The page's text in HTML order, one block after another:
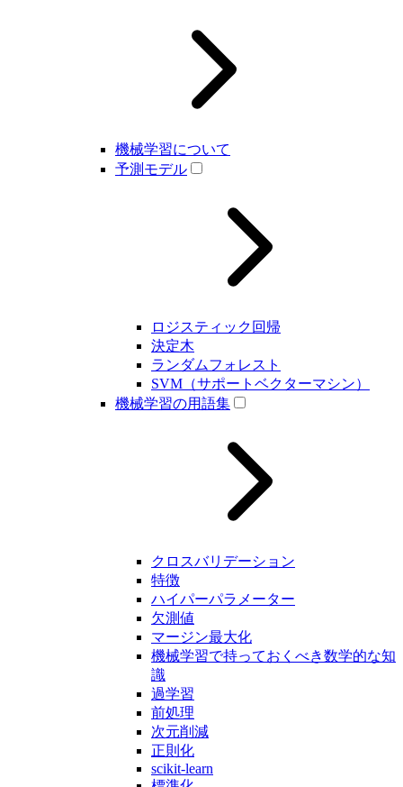
機械学習について
予測モデル
ロジスティック回帰
決定木
ランダムフォレスト
SVM（サポートベクターマシン）
機械学習の用語集
クロスバリデーション
特徴
ハイパーパラメーター
欠測値
マージン最大化
機械学習で持っておくべき数学的な知
識
過学習
前処理
次元削減
正則化
scikit-learn